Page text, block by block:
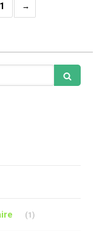
(1)